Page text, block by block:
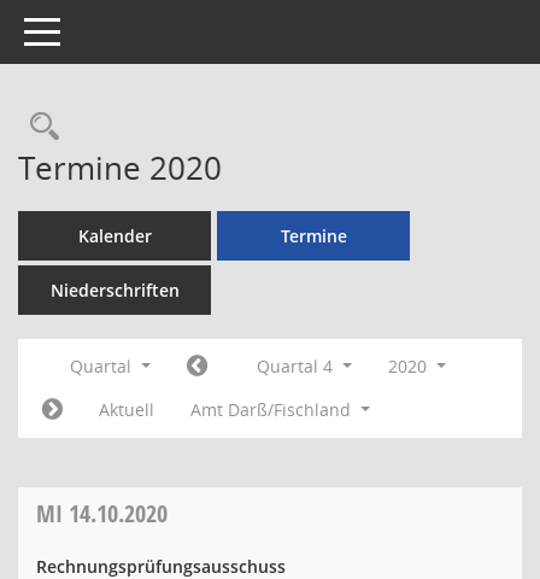
Toggle navigation
Rechercheauswahl
Termine 2020
Kalender Termine
Niederschriften
Quartal Quartal 4
2020
Aktuell
Amt Darß/Fischland
MI 14.10.2020
Rechnungsprüfungsausschuss